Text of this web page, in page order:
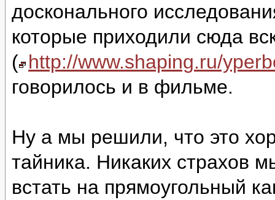
досконального
которые приходили сюда
( http://www.shaping.ru/
говорилось и в фильме.
Ну а мы решили, что это
тайника. Никаких страхов
встать на прямоугольный